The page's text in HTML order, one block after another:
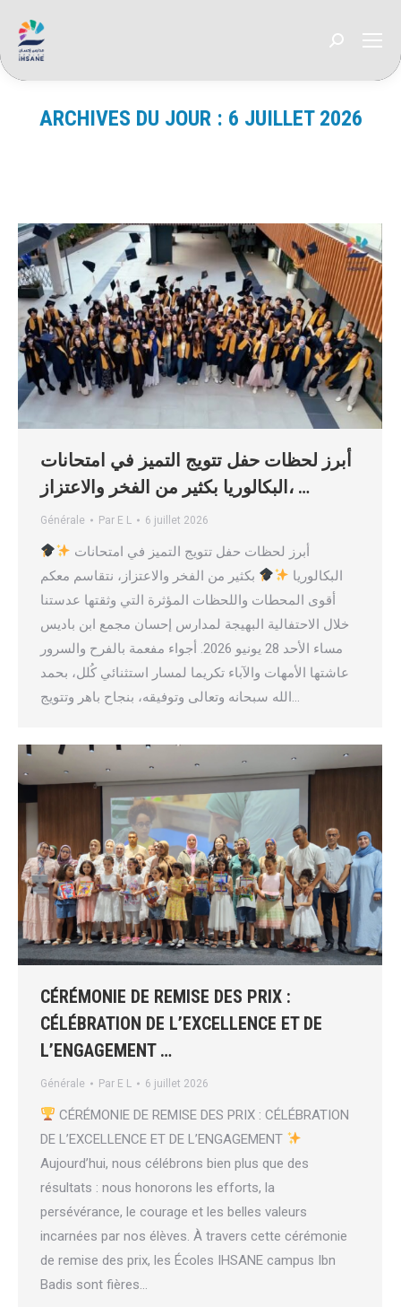
Recherche
ARCHIVES DU JOUR : 6 JUILLET 2026
أبرز لحظات حفل تتويج التميز في امتحانات
البكالوريا بكثير من الفخر والاعتزاز، …
Générale Par E L 6 juillet 2026
البكالوريا
بكثير من الفخر والاعتزاز، نتقاسم معكم
أقوى المحطات واللحظات المؤثرة التي وثقتها عدستنا
خلال الاحتفالية البهيجة لمدارس إحسان مجمع ابن باديس
مساء الأحد 28 يونيو 2026. أجواء مفعمة بالفرح والسرور
عاشتها الأمهات والآباء تكريما لمسار استثنائي كُلل، بحمد
الله سبحانه وتعالى وتوفيقه، بنجاح باهر وتتويج…
CÉRÉMONIE DE REMISE DES PRIX :
CÉLÉBRATION DE L’EXCELLENCE ET DE
L’ENGAGEMENT …
Générale Par E L 6 juillet 2026
CÉRÉMONIE DE REMISE DES PRIX : CÉLÉBRATION
DE L’EXCELLENCE ET DE L’ENGAGEMENT
Aujourd’hui, nous célébrons bien plus que des
résultats : nous honorons les efforts, la
persévérance, le courage et les belles valeurs
incarnées par nos élèves. À travers cette cérémonie
de remise des prix, les Écoles IHSANE campus Ibn
Badis sont fières…